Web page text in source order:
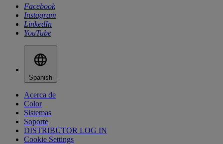
Facebook
Instagram
LinkedIn
YouTube
Spanish
Acerca de
Color
Sistemas
Soporte
DISTRIBUTOR LOG IN
Cookie Settings